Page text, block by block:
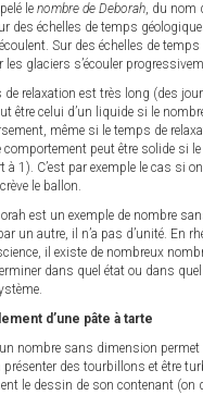
le nombre de Deborah, du nom
des échelles de temps
Sur des échelles de
les glaciers s’écouler
de relaxation est très long (des
être celui d’un liquide si le
même si le temps de
peut être solide si
à 1). C’est par exemple le cas si
le ballon.
est un exemple de nombre
un autre, il n’a pas d’unité. En
il existe de nombreux
dans quel état ou dans
d’une pâte à tarte
nombre sans dimension permet
présenter des tourbillons et être
le dessin de son contenant (on